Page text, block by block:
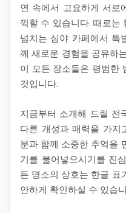
연 속에서 고요하게 서로
끽할 수 있습니다. 때로는
넘치는 심야 카페에서 특
께 새로운 경험을 공유하
이 모든 장소들은 평범한
것입니다.
지금부터 소개해 드릴 전
다른 개성과 매력을 가지
분과 함께 소중한 추억을
기를 불어넣으시기를 진
든 명소의 상호는 한글 표
안하게 확인하실 수 있습